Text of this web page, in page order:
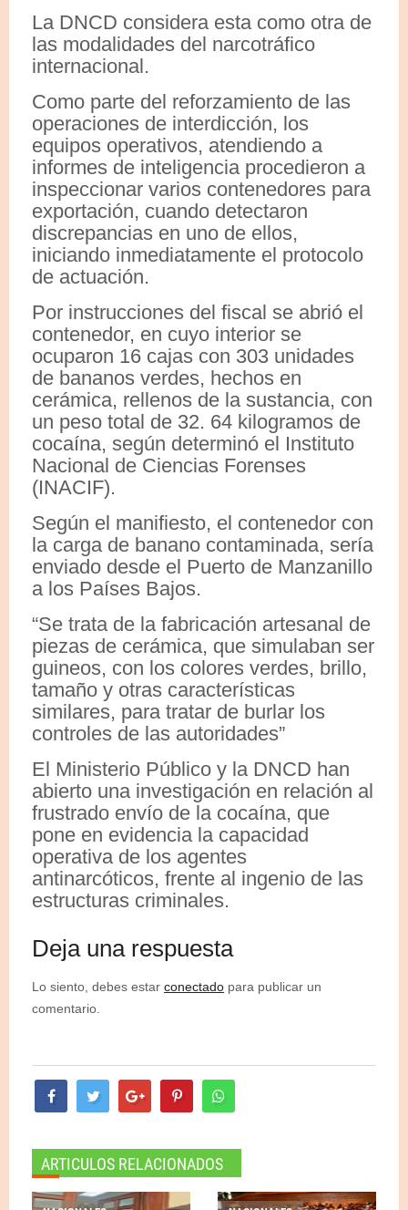
La DNCD considera esta como otra de
las modalidades del narcotráfico
internacional.
Como parte del reforzamiento de las
operaciones de interdicción, los
equipos operativos, atendiendo a
informes de inteligencia procedieron a
inspeccionar varios contenedores para
exportación, cuando detectaron
discrepancias en uno de ellos,
iniciando inmediatamente el protocolo
de actuación.
Por instrucciones del fiscal se abrió el
contenedor, en cuyo interior se
ocuparon 16 cajas con 303 unidades
de bananos verdes, hechos en
cerámica, rellenos de la sustancia, con
un peso total de 32. 64 kilogramos de
cocaína, según determinó el Instituto
Nacional de Ciencias Forenses
(INACIF).
Según el manifiesto, el contenedor con
la carga de banano contaminada, sería
enviado desde el Puerto de Manzanillo
a los Países Bajos.
“Se trata de la fabricación artesanal de
piezas de cerámica, que simulaban ser
guineos, con los colores verdes, brillo,
tamaño y otras características
similares, para tratar de burlar los
controles de las autoridades”
El Ministerio Público y la DNCD han
abierto una investigación en relación al
frustrado envío de la cocaína, que
pone en evidencia la capacidad
operativa de los agentes
antinarcóticos, frente al ingenio de las
estructuras criminales.
Deja una respuesta
Lo siento, debes estar conectado para publicar un
comentario.
ARTICULOS RELACIONADOS